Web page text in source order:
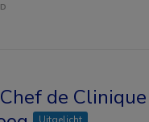
de Clinique
Uitgelicht